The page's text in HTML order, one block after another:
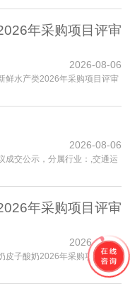
年采购项目评审
2026-08-06
鲜水产类2026年采购项目评审
2026-08-06
成交公示，分属行业：,交通运
年采购项目评审
2026-08-06
皮子酸奶2026年采购项目评审